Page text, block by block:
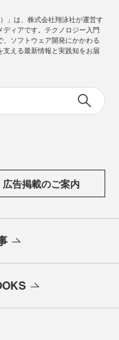
」は、株式会社翔泳社が運営す
ディアです。テクノロジー入門
ソフトウェア開発にかかわる
える最新情報と実践知をお届
広告掲載のご案内